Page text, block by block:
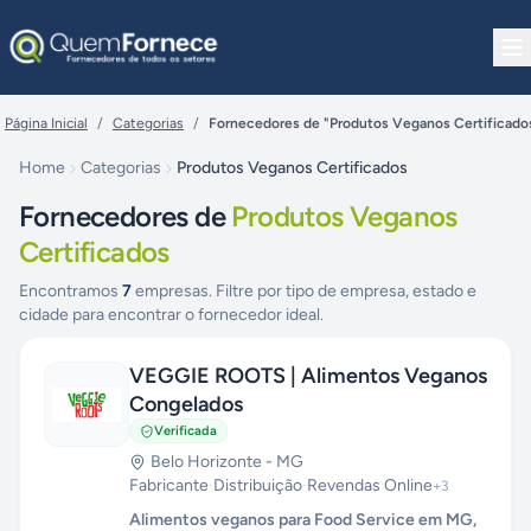
Página Inicial / Categorias / Fornecedores de "Produtos Veganos
Home Categorias Produtos Veganos Certificados
Fornecedores de Produtos Veganos
Certificados
Encontramos 7empresas. Filtre por tipo de empresa, estado e
cidade para encontrar o fornecedor ideal.
VEGGIE ROOTS | Alimentos Veganos
Congelados
Verificada
Belo Horizonte - MG
Fabricante·Distribuição·Revendas Online+3
Alimentos veganos para Food Service em MG,